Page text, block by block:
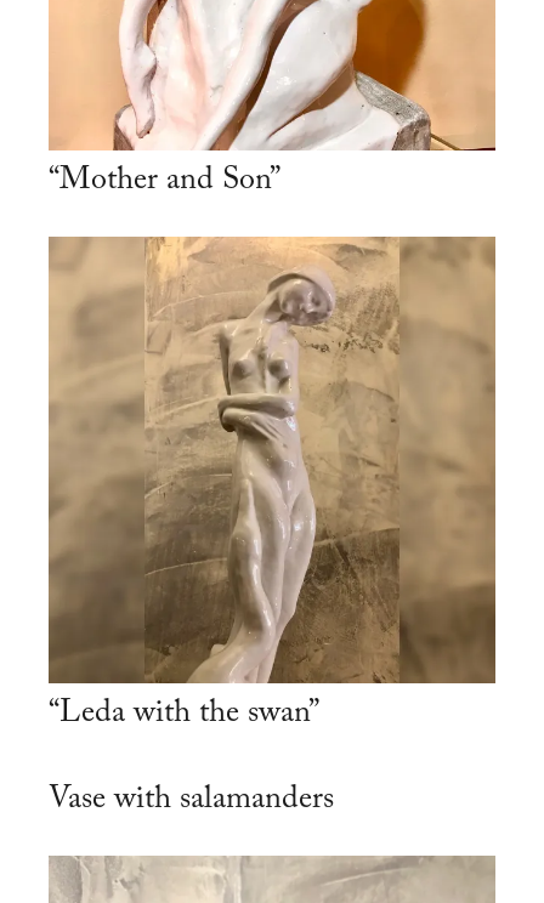
“Mother and Son”
“Leda with the swan”
Vase with salamanders